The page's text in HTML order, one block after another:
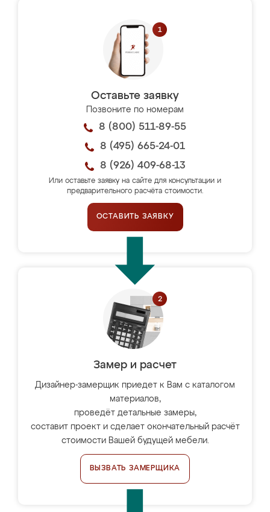
Оставьте заявку
Позвоните по номерам
8 (800) 511-89-55
8 (495) 665-24-01
8 (926) 409-68-13
Или оставьте заявку на сайте для консультации и
предварительного расчёта стоимости.
ОСТАВИТЬ ЗАЯВКУ
Замер и расчет
Дизайнер-замерщик приедет к Вам с каталогом
материалов,
проведёт детальные замеры,
составит проект и сделает окончательный расчёт
стоимости Вашей будущей мебели.
ВЫЗВАТЬ ЗАМЕРЩИКА